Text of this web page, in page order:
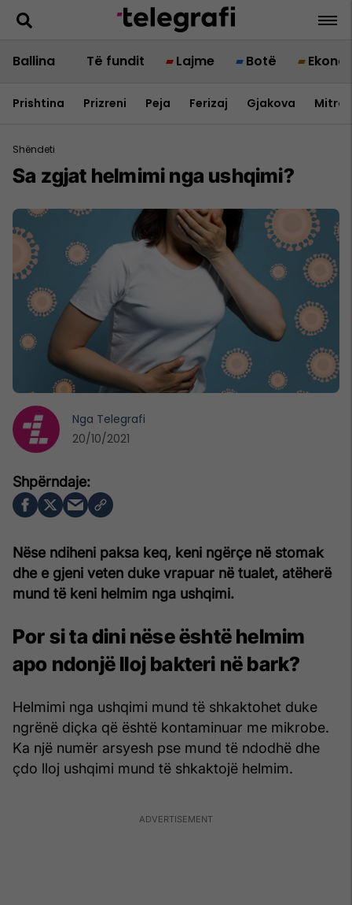
Ballina Të fundit Lajme Botë
Prishtina Prizreni Peja Ferizaj Gjakova
Shëndeti
Sa zgjat helmimi nga ushqimi?
Nëse ndiheni paksa keq, keni ngërçe në stomak
dhe e gjeni veten duke vrapuar në tualet, atëherë
mund të keni helmim nga ushqimi.
Por si ta dini nëse është helmim
apo ndonjë lloj bakteri në bark?
Helmimi nga ushqimi mund të shkaktohet duke
ngrënë diçka që është kontaminuar me mikrobe.
Ka një numër arsyesh pse mund të ndodhë dhe
çdo lloj ushqimi mund të shkaktojë helmim.
Nga Telegrafi
20/10/2021